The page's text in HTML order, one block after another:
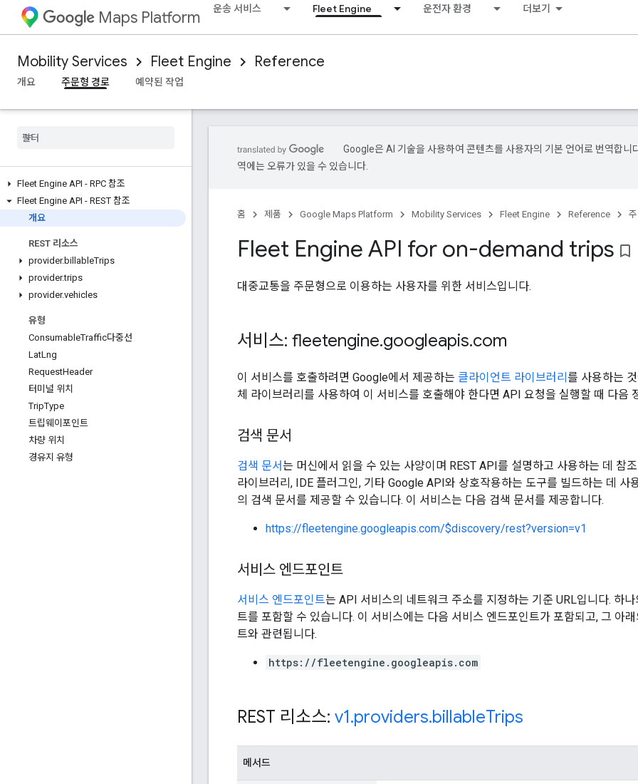
Maps Platform 운송 서비스 Fleet Engine 운전자 환경 더보기
Mobility Services Fleet Engine Reference
개요 주문형 경로 예약된 작업
Fleet Engine API - RPC 참조
Fleet Engine API - REST 참조
개요
REST 리소스
provider.billableTrips
provider.trips
provider.vehicles
유형
ConsumableTraffic다중선
LatLng
RequestHeader
터미널 위치
TripType
트립웨이포인트
차량 위치
경유지 유형
Google은 AI 기술을 사용하여 콘텐츠를 사용자의 기본 언어로 번역합니
역에는 오류가 있을 수 있습니다.
홈 제품 Google Maps Platform Mobility Services Fleet Engine Reference
Fleet Engine API for on-demand trips bookmark_border
대중교통을 주문형으로 이용하는 사용자를 위한 서비스입니다.
서비스: fleetengine.googleapis.com
이 서비스를 호출하려면 Google에서 제공하는 클라이언트 라이브러리 를 사용하는
체 라이브러리를 사용하여 이 서비스를 호출해야 한다면 API 요청을 실행할 때 다음
검색 문서
검색 문서는 머신에서 읽을 수 있는 사양이며 REST API를 설명하고 사용하는 데 참
라이브러리, IDE 플러그인, 기타 Google API와 상호작용하는 도구를 빌드하는 데 사
의 검색 문서를 제공할 수 있습니다. 이 서비스는 다음 검색 문서를 제공합니다.
https://fleetengine.googleapis.com/$discovery/rest?version=v1
서비스 엔드포인트
서비스 엔드포인트는 API 서비스의 네트워크 주소를 지정하는 기준 URL입니다. 하
트를 포함할 수 있습니다. 이 서비스에는 다음 서비스 엔드포인트가 포함되고, 그 아
트와 관련됩니다.
https://fleetengine.googleapis.com
REST 리소스: v1.providers.billableTrips
메서드